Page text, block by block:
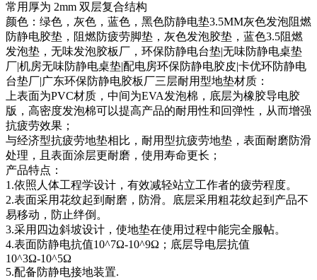
常用厚为 2mm 双层复合结构
颜色：绿色，灰色，蓝色，黑色防静电垫3.5MM灰色发泡阻燃
防静电胶垫，阻燃防疲劳脚垫，灰色发泡胶垫，蓝色3.5阻燃
发泡垫，无味发泡胶板厂，环保防静电台垫|无味防静电桌垫
厂|机房无味防静电桌垫|配电房环保防静电胶皮|卡优环防静电
台垫厂|广东环保防静电胶板厂三层耐用型地垫材质：
上表面为PVC材质，中间为EVA发泡棉，底层为橡胶导电胶
版，高密度发泡棉可以提高产品的耐用性和回弹性，从而增强
抗疲劳效果；
与经济型抗疲劳地垫相比，耐用型抗疲劳地垫，表面耐磨防滑
处理，且表面涂层更耐磨，使用寿命更长；
产品特点：
1.依照人体工程学设计，有效减轻站立工作者的疲劳程度。
2.表面采用花纹起到耐磨，防滑。底层采用粗花纹起到产品不
易移动，防止绊倒。
3.采用四边斜坡设计，使地垫在使用过程中能完全服帖。
4.表面防静电抗值10^7Ω-10^9Ω；底层导电层抗值
10^3Ω-10^5Ω
5.配备防静电接地装置.